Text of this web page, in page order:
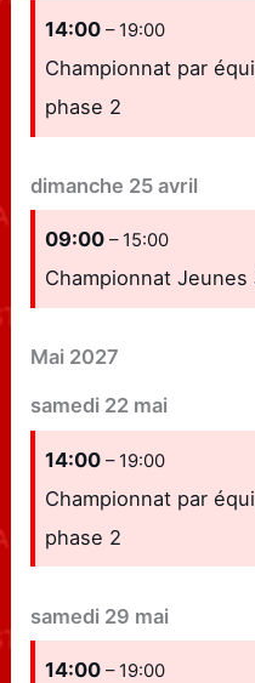
14:00– 19:00
Championnat par
phase 2
dimanche 25 avril
09:00– 15:00
Championnat
Mai 2027
samedi 22 mai
14:00– 19:00
Championnat par
phase 2
samedi 29 mai
14:00– 19:00